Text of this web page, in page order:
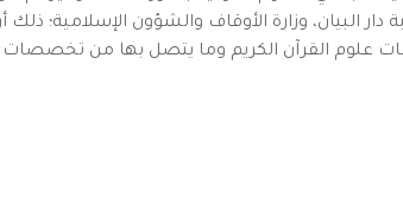
وزارة الأوقاف والشؤون الإسلامية؛ ذلك
علوم القرآن الكريم وما يتصل بها من تخصصات